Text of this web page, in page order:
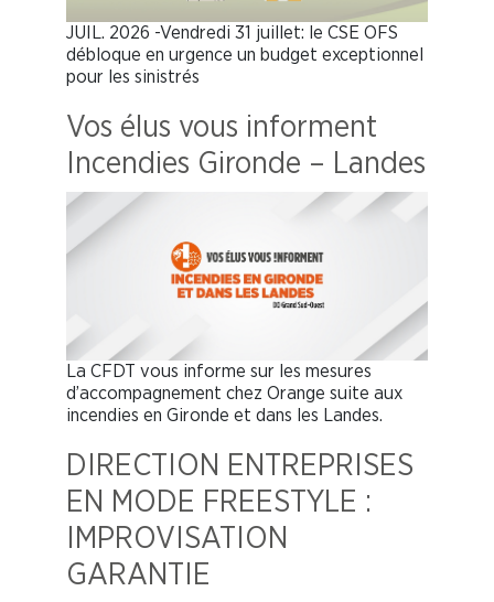
JUIL. 2026 -Vendredi 31 juillet: le CSE OFS
débloque en urgence un budget exceptionnel
pour les sinistrés
Vos élus vous informent
Incendies Gironde – Landes
La CFDT vous informe sur les mesures
d’accompagnement chez Orange suite aux
incendies en Gironde et dans les Landes.
DIRECTION ENTREPRISES
EN MODE FREESTYLE :
IMPROVISATION
GARANTIE